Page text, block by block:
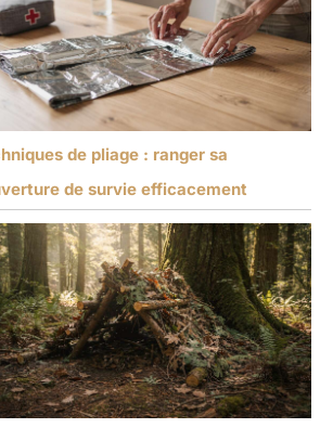
de pliage : ranger sa
de survie efficacement